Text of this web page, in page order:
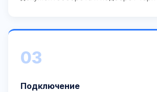
03
Подключение